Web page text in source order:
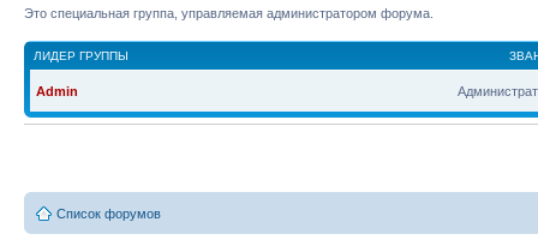
Это специальная группа, управляемая администратором форума.
ЛИДЕР ГРУППЫ
Admin
Список форумов